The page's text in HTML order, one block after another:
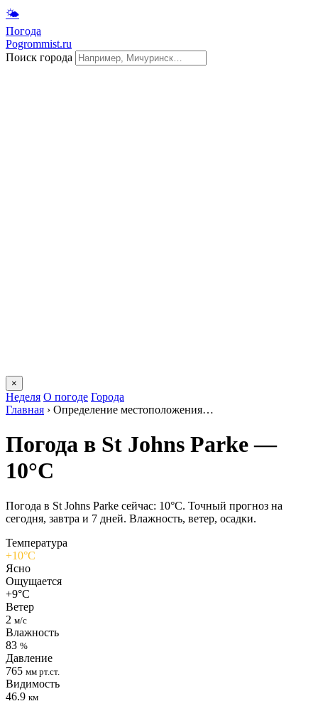
🌤
Погода
Pogrommist.ru
Поиск города
×
Неделя О погоде Города
Главная › Определение местоположения…
Погода в St Johns Parkе —
10°C
Погода в St Johns Parkе сейчас: 10°C. Точный прогноз на
сегодня, завтра и 7 дней. Влажность, ветер, осадки.
Температура
+10°C
Ясно
Ощущается
+9°C
Ветер
2 м/с
Влажность
83 %
Давление
765 мм рт.ст.
Видимость
46.9 км